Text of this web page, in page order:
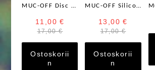
MUC-OFF Disc Brake Cleaner
11,00 €
17,00 €
Ostoskorii
n
MUC-OFF Silicon Shine 500ml
13,00 €
17,00 €
Ostoskorii
n